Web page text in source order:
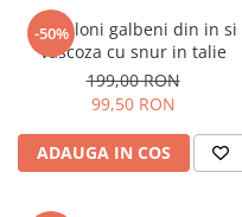
-50%
Pantaloni galbeni din in si
vascoza cu snur in talie
199,00 RON
99,50 RON
ADAUGA IN COS